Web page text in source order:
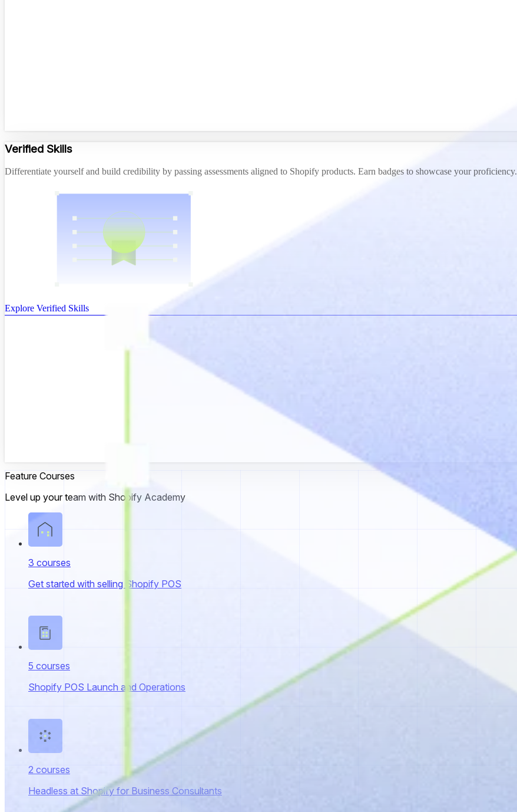
Verified Skills
Differentiate yourself and build credibility by passing assessments aligned to Shopify products. Earn badges to showcase your proficiency.
Explore Verified Skills
Feature Courses
Level up your team with Shopify Academy
3 courses
Get started with selling Shopify POS
5 courses
Shopify POS Launch and Operations
2 courses
Headless at Shopify for Business Consultants